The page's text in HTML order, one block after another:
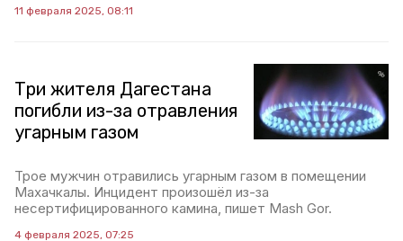
11 февраля 2025, 08:11
Три жителя Дагестана
погибли из-за отравления
угарным газом
Трое мужчин отравились угарным газом в помещении
Махачкалы. Инцидент произошёл из-за
несертифицированного камина, пишет Mash Gor.
4 февраля 2025, 07:25